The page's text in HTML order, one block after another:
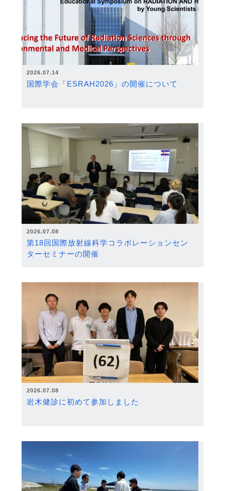
2026.07.14
国際学会「ESRAH2026」の開催について
2026.07.08
第18回国際放射線科学コラボレーションセン
ターセミナーの開催
2026.07.08
岩木健診に初めて参加しました